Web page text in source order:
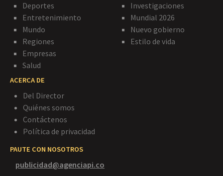
Deportes
Entretenimiento
Mundo
Regiones
Empresas
Salud
Investigaciones
Mundial 2026
Nuevo gobierno
Estilo de vida
ACERCA DE
Del Director
Quiénes somos
Contáctenos
Política de privacidad
PAUTE CON NOSOTROS
publicidad@agenciapi.co